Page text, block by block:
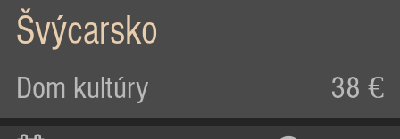
Švýcarsko
Dom kultúry 38 €